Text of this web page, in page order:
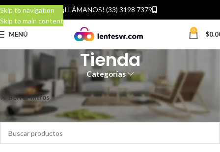
Skip to navigation
Skip to main content
¡LLÁMANOS! (33) 3198 7379
MENÚ 0 $
Tienda
Categorías
Inicio Tienda
Borrar filtros Piticó
No se encontraron productos que concuerden con la selección.